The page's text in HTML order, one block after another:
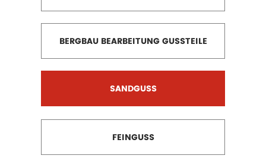
BERGBAU BEARBEITUNG GUSSTEILE
SANDGUSS
FEINGUSS